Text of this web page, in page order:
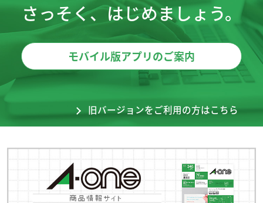
さっそく、はじめましょう。
モバイル版アプリのご案内
旧バージョンをご利用の方はこちら